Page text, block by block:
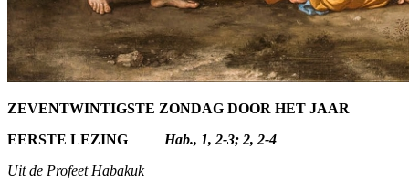
ZEVENTWINTIGSTE ZONDAG DOOR HET JAAR
EERSTE LEZING Hab., 1, 2-3; 2, 2-4
Uit de Profeet Habakuk